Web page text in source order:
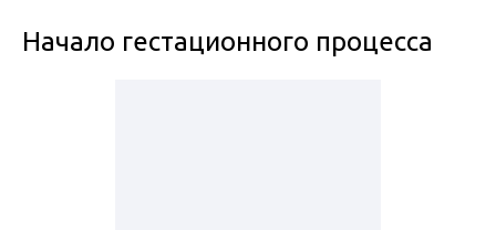
Начало гестационного процесса